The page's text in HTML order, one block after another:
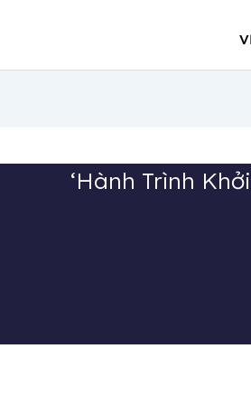
‘Hành Trình